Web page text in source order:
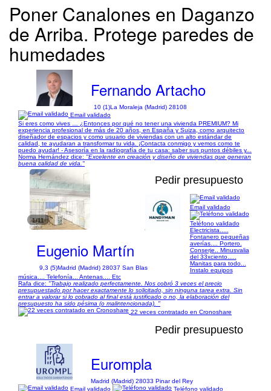
Poner Canalones en Daganzo
de Arriba. Protege paredes de
humedades
Fernando Artacho
10 (1)La Moraleja (Madrid) 28108
Email validado
Si eres como vives … ¿Entonces por qué no tener una vivienda PREMIUM? Mi
experiencia profesional de más de 20 años, en España y Suiza, como arquitecto
diseñador de espacios y como usuario de viviendas con un alto estándar de
calidad, te ayudaran a transformar tu vida. ¡Contacta conmigo y vemos como te
puedo ayudar! - Asesoría en la radiografía de tu casa: saber sus puntos débiles y...
Norma Hernández dice: "Excelente en creación y diseño de viviendas que generan
buena calidad de vida."
1/11
Pedir presupuesto
Eugenio Martín
9,3 (5)Madrid (Madrid) 28037 San Blas
Email validado
Teléfono validado
Electricista.....
Fontanero pequeñas
averías.... Portero.
Conserje.. Minusvalia
del 33xciento.....
Manitas para todo...
Instalo equipos
música.... Telefonía... Antenas.... Etc
Rafa dice: "Trabajo realizado perfectamente. Nos cobró 3 veces el precio
presupuestado por hacer exactamente lo solicitado, sin ninguna tarea extra. Sin
entrar a valorar si lo cobrado al final está justificado o no, la elaboración del
presupuesto ha sido pésima (o malintencionada). "
22 veces contratado en Cronoshare
Pedir presupuesto
Eurompla
Madrid (Madrid) 28033 Pinar del Rey
Email validado
Teléfono validado